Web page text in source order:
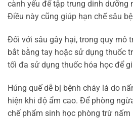
cành yếu để tập trung dinh dưỡng
Điều này cũng giúp hạn chế sâu
Đối với sâu gây hại, trong quy mô
bắt bằng tay hoặc sử dụng thuốc
tối đa sử dụng thuốc hóa học để
Húng quế dễ bị bệnh cháy lá do
hiện khi độ ẩm cao. Để phòng
chế phẩm sinh học phòng trừ